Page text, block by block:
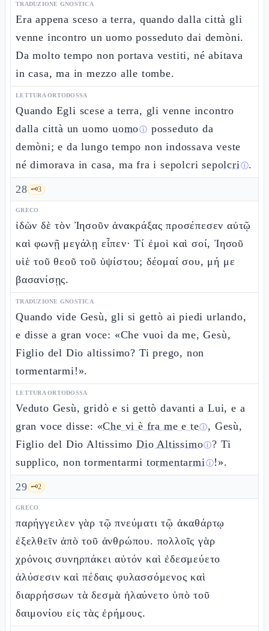
TRADUZIONE GNOSTICA
Era appena sceso a terra, quando dalla città gli
venne incontro un uomo posseduto dai demòni.
Da molto tempo non portava vestiti, né abitava
in casa, ma in mezzo alle tombe.
LETTURA ORTODOSSA
Quando Egli scese a terra, gli venne incontro
dalla città un uomouomoⓘ posseduto da
demòni; e da lungo tempo non indossava veste
né dimorava in casa, ma fra i sepolcrisepolcriⓘ.
28 🗝️3
GRECO
ἰδὼν δὲ τὸν Ἰησοῦν ἀνακράξας προσέπεσεν αὐτῷ
καὶ φωνῇ μεγάλῃ εἶπεν· Τί ἐμοὶ καὶ σοί, Ἰησοῦ
υἱὲ τοῦ θεοῦ τοῦ ὑψίστου; δέομαί σου, μή με
βασανίσῃς.
TRADUZIONE GNOSTICA
Quando vide Gesù, gli si gettò ai piedi urlando,
e disse a gran voce: «Che vuoi da me, Gesù,
Figlio del Dio altissimo? Ti prego, non
tormentarmi!».
LETTURA ORTODOSSA
Veduto Gesù, gridò e si gettò davanti a Lui, e a
gran voce disse: «Che vi è fra me e teⓘ, Gesù,
Figlio del Dio AltissimoDio Altissimoⓘ? Ti
supplico, non tormentarmi tormentarmiⓘ!».
29 🗝️2
GRECO
παρήγγειλεν γὰρ τῷ πνεύματι τῷ ἀκαθάρτῳ
ἐξελθεῖν ἀπὸ τοῦ ἀνθρώπου. πολλοῖς γὰρ
χρόνοις συνηρπάκει αὐτόν καὶ ἐδεσμεύετο
ἁλύσεσιν καὶ πέδαις φυλασσόμενος καὶ
διαρρήσσων τὰ δεσμὰ ἠλαύνετο ὑπὸ τοῦ
δαιμονίου εἰς τὰς ἐρήμους.